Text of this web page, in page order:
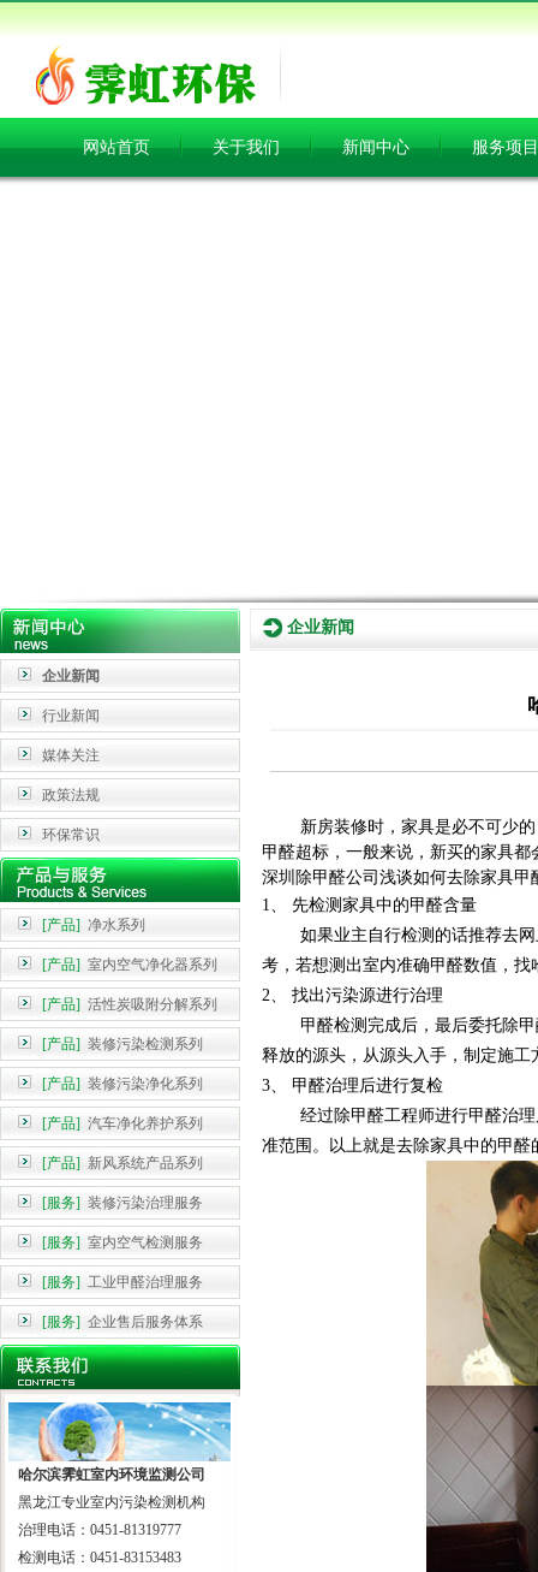
网站首页 关于我们 新闻中心 服务项目
企业新闻
行业新闻
媒体关注
政策法规
环保常识
[产品] 净水系列
[产品] 室内空气净化器系列
[产品] 活性炭吸附分解系列
[产品] 装修污染检测系列
[产品] 装修污染净化系列
[产品] 汽车净化养护系列
[产品] 新风系统产品系列
[服务] 装修污染治理服务
[服务] 室内空气检测服务
[服务] 工业甲醛治理服务
[服务] 企业售后服务体系
哈尔滨霁虹室内环境监测公司
黑龙江专业室内污染检测机构
治理电话：0451-81319777
检测电话：0451-83153483
企业新闻
新房装修时，家具是必不可少的
甲醛超标，一般来说，新买的家具都
深圳除甲醛公司浅谈如何去除家具甲
1、 先检测家具中的甲醛含量
如果业主自行检测的话推荐去网
考，若想测出室内准确甲醛数值 ，
2、 找出污染源进行治理
甲醛检测完成后，最后委托除甲
释放的源头，从源头入手，制定施工
3、 甲醛治理后进行复检
经过除甲醛工程师进行甲醛治理
准范围。 以上就是去除家具中的甲